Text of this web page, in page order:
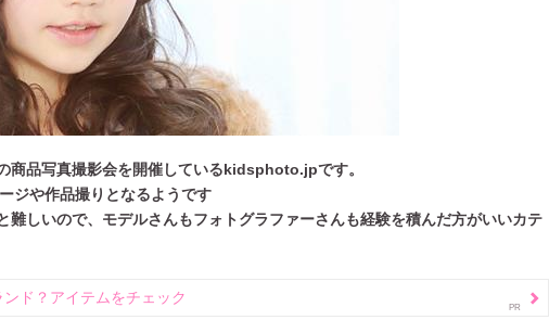
商品写真撮影会を開催しているkidsphoto.jpです。
ジや作品撮りとなるようです
難しいので、モデルさんもフォトグラファーさんも経験を積んだ方がいいカテ
ド？アイテムをチェック